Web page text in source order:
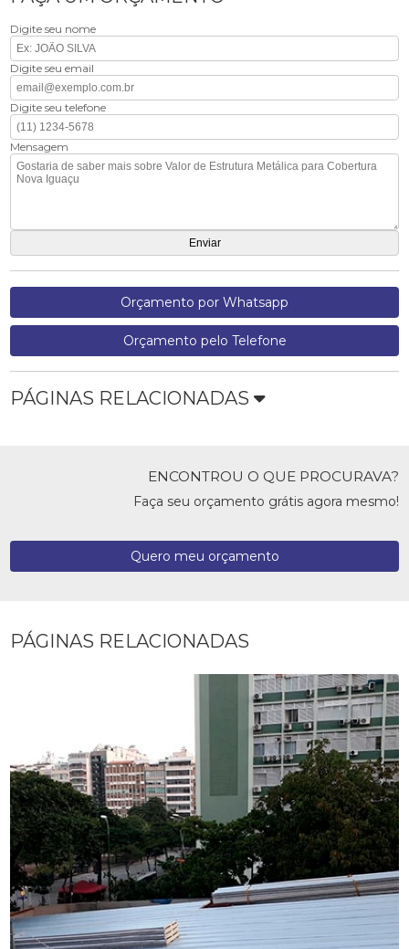
Digite seu nome
Digite seu email
Digite seu telefone
Mensagem
Orçamento por Whatsapp
Orçamento pelo Telefone
PÁGINAS RELACIONADAS
ENCONTROU O QUE PROCURAVA?
Faça seu orçamento grátis agora mesmo!
Quero meu orçamento
PÁGINAS RELACIONADAS